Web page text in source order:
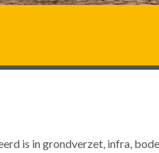
is in grondverzet, infra,